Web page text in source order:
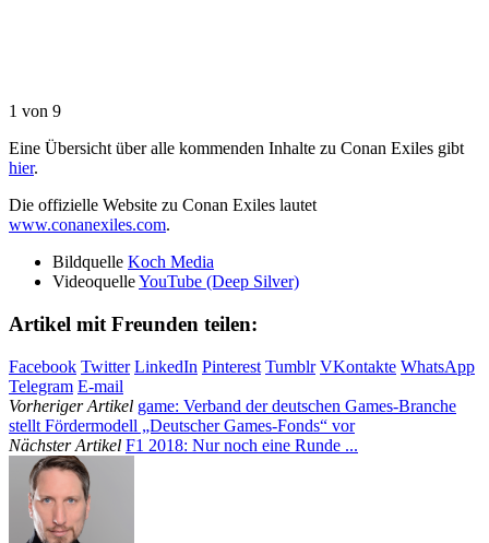
1 von 9
Eine Übersicht über alle kommenden Inhalte zu Conan Exiles gibt
hier.
Die offizielle Website zu Conan Exiles lautet
www.conanexiles.com.
Bildquelle Koch Media
VideoquelleYouTube (Deep Silver)
Artikel mit Freunden teilen:
Facebook Twitter LinkedIn Pinterest Tumblr VKontakte WhatsApp
Telegram E-mail
Vorheriger Artikel game: Verband der deutschen Games-Branche
stellt Fördermodell „Deutscher Games-Fonds“ vor
Nächster Artikel F1 2018: Nur noch eine Runde ...